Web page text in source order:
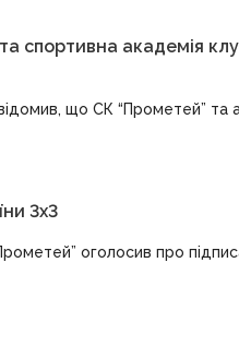
спортивна академія
що СК “Прометей” та
3х3
оголосив про